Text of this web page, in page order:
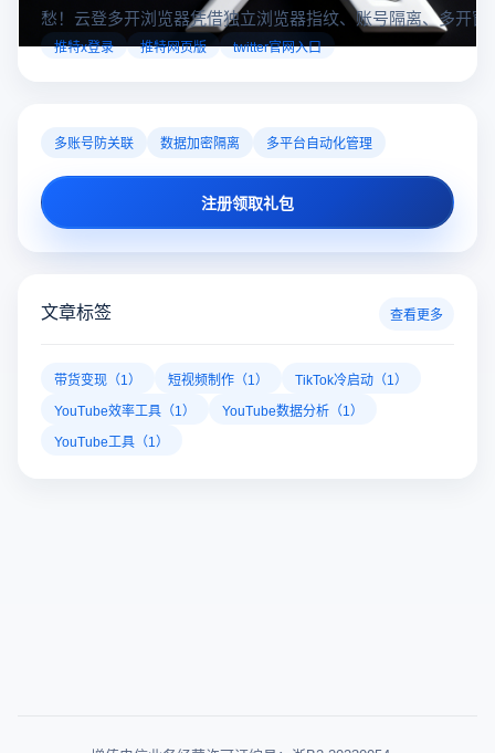
推特x登录一直出错怎么办啊？推特X登录不上
愁！云登多开浏览器凭借独立浏览器指纹、账号隔离、多开窗
对性解决登录难题，让推特X登录更稳定安全～
推特x登录 推特网页版 twitter官网入口
多账号防关联
注册领取礼包